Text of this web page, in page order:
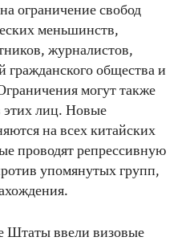
ограничение свобод
меньшинств,
журналистов,
гражданского общества и
могут также
этих лиц. Новые
на всех китайских
проводят репрессивную
упомянутых групп,
Штаты ввели визовые